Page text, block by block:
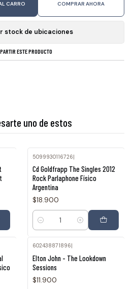
CARRO COMPRAR AHORA
stock de ubicaciones
ESTE PRODUCTO
uno de estos
5099930116726|
Cd Goldfrapp The Singles 2012
Rock Parlaphone Físico
Argentina
$18.900
Cantidad
602438871896
Elton John - The Lookdown
Sessions
$11.900